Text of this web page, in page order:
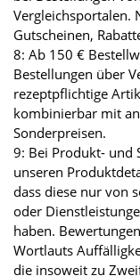
Vergleichsportalen.
Gutscheinen,
8: Ab 150 €
Bestellungen über
rezeptpflichtige
kombinierbar mit
Sonderpreisen.
9: Bei Produkt- und
unseren
dass diese nur von
oder
haben.
Wortlauts
die insoweit zu